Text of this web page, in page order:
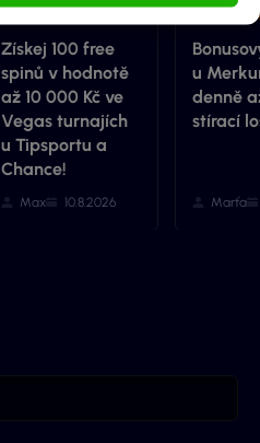
Získej 100 free
spinů v hodnotě
až 10 000 Kč ve
Vegas turnajích
u Tipsportu a
Chance!
Max 10.8.2026
u
denně
stírací
Marťa